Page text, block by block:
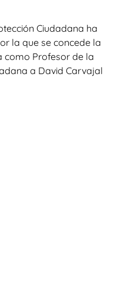
Ciudadana ha
la que se concede la
como Profesor de la
a David Carvajal